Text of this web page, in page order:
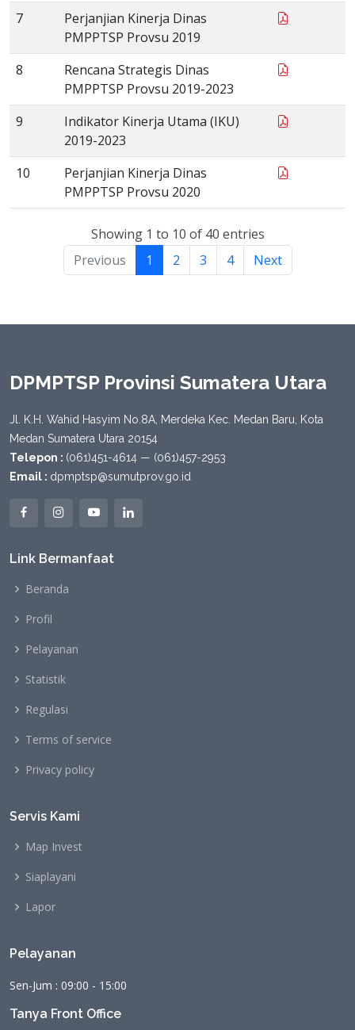
7
Perjanjian Kinerja Dinas
PMPPTSP Provsu 2019
8
Rencana Strategis Dinas
PMPPTSP Provsu 2019-2023
9
Indikator Kinerja Utama (IKU)
2019-2023
10
Perjanjian Kinerja Dinas
PMPPTSP Provsu 2020
Showing 1 to 10 of 40 entries
Previous
1 2 3 4 Next
DPMPTSP Provinsi Sumatera Utara
Jl. K.H. Wahid Hasyim No.8A, Merdeka Kec. Medan Baru, Kota
Medan Sumatera Utara 20154
Telepon : (061)451-4614 — (061)457-2953
Email : dpmptsp@sumutprov.go.id
Link Bermanfaat
Beranda
Profil
Pelayanan
Statistik
Regulasi
Terms of service
Privacy policy
Servis Kami
Map Invest
Siaplayani
Lapor
Pelayanan
Sen-Jum : 09:00 - 15:00
Tanya Front Office